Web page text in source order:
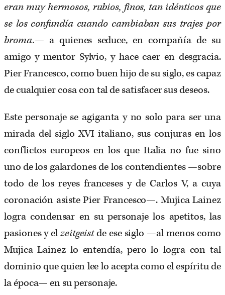
eran muy hermosos, rubios, finos, tan idénticos que
se los confundía cuando cambiaban sus trajes por
broma.— a quienes seduce, en compañía de su
amigo y mentor Sylvio, y hace caer en desgracia.
Pier Francesco, como buen hijo de su siglo, es capaz
de cualquier cosa con tal de satisfacer sus deseos.
Este personaje se agiganta y no solo para ser una
mirada del siglo XVI italiano, sus conjuras en los
conflictos europeos en los que Italia no fue sino
uno de los galardones de los contendientes —sobre
todo de los reyes franceses y de Carlos V, a cuya
coronación asiste Pier Francesco—. Mujica Lainez
logra condensar en su personaje los apetitos, las
pasiones y elzeitgeistde ese siglo —al menos como
Mujica Lainez lo entendía, pero lo logra con tal
dominio que quien lee lo acepta como el espíritu de
la época— en su personaje.